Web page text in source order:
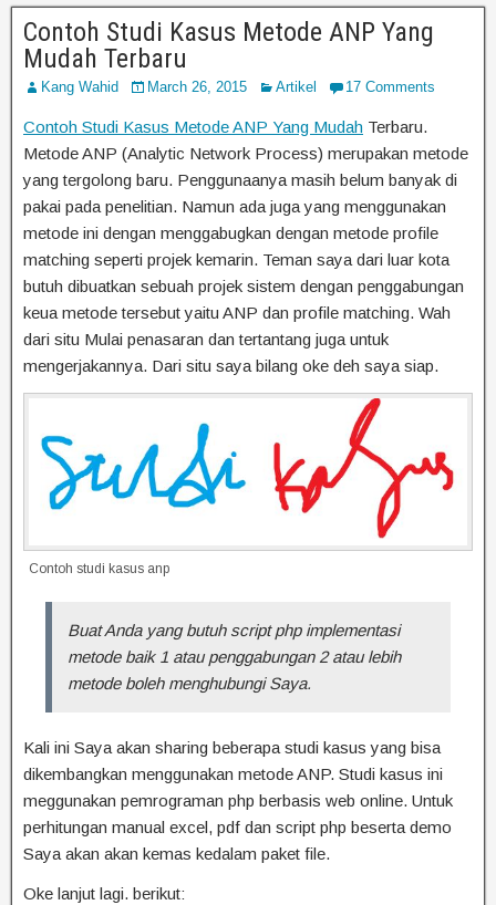
Contoh Studi Kasus Metode ANP Yang
Mudah Terbaru
Kang Wahid March 26, 2015 Artikel 17 Comments
Contoh Studi Kasus Metode ANP Yang Mudah Terbaru.
Metode ANP (Analytic Network Process) merupakan metode
yang tergolong baru. Penggunaanya masih belum banyak di
pakai pada penelitian. Namun ada juga yang menggunakan
metode ini dengan menggabugkan dengan metode profile
matching seperti projek kemarin. Teman saya dari luar kota
butuh dibuatkan sebuah projek sistem dengan penggabungan
keua metode tersebut yaitu ANP dan profile matching. Wah
dari situ Mulai penasaran dan tertantang juga untuk
mengerjakannya. Dari situ saya bilang oke deh saya siap.
Contoh studi kasus anp
Buat Anda yang butuh script php implementasi
metode baik 1 atau penggabungan 2 atau lebih
metode boleh menghubungi Saya.
Kali ini Saya akan sharing beberapa studi kasus yang bisa
dikembangkan menggunakan metode ANP. Studi kasus ini
meggunakan pemrograman php berbasis web online. Untuk
perhitungan manual excel, pdf dan script php beserta demo
Saya akan akan kemas kedalam paket file.
Oke lanjut lagi. berikut: